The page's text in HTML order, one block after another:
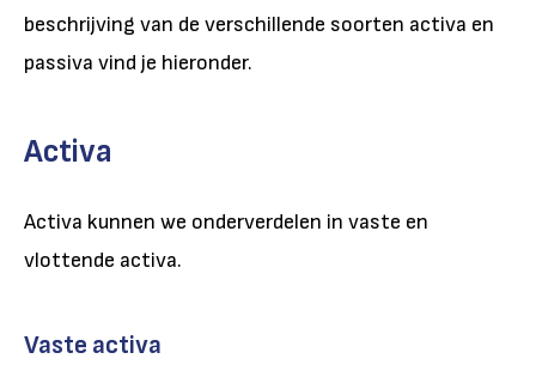
beschrijving van de verschillende soorten activa en
passiva vind je hieronder.
Activa
Activa kunnen we onderverdelen in vaste en
vlottende activa.
Vaste activa